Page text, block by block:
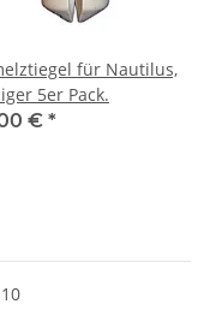
für Nautilus,
5er Pack.
€ *